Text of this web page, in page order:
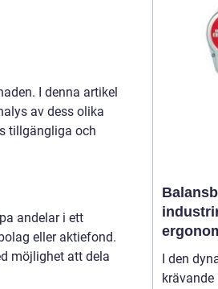
I denna artikel
av dess olika
tillgängliga och
andelar i ett
eller aktiefond.
möjlighet att dela
I den